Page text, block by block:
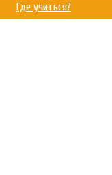
Где учиться?